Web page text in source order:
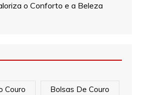
o Conforto e a Beleza
Couro Bolsas De Couro